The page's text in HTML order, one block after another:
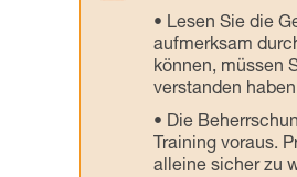
Lesen Sie die
aufmerksam
können, müssen
verstanden
Die
Training voraus.
alleine sicher zu